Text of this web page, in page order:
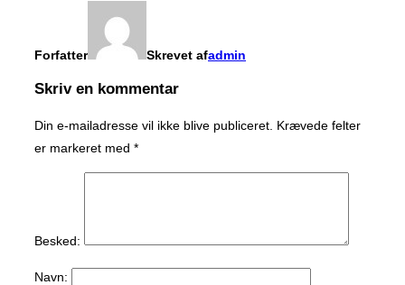
Forfatter Skrevet afadmin
Skriv en kommentar
Din e-mailadresse vil ikke blive publiceret. Krævede felter
er markeret med *
Besked:
Navn: